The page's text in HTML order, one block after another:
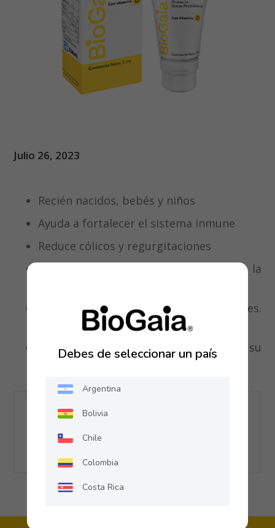
Debes de seleccionar un país
Argentina
Bolivia
Chile
Colombia
Costa Rica
Julio 26, 2023
Recién nacidos, bebés y niños
Ayuda a fortalecer el sistema inmune
Reduce cólicos y regurgitaciones
Regula el tracto digestivo para evitar la
Sin colorantes ni saborizantes artificiales.
Sin lactosa ni soya.
5 gotas al día o como lo recomiende su